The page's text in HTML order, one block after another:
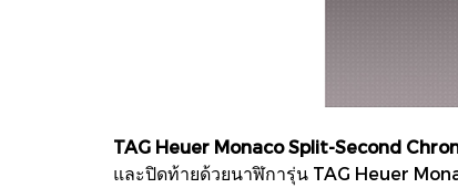
TAG Heuer Monaco Split-Second
และปิดท้ายด้วยนาฬิการุ่น TAG Heuer